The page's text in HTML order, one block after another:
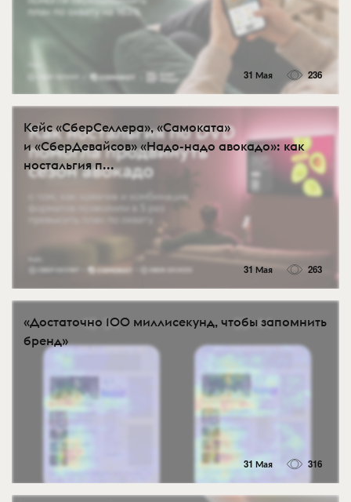
31 Мая 236
Кейс «СберСеллера», «Самоката»
и «СберДевайсов» «Надо-надо авокадо»: как
ностальгия п...
31 Мая 263
«Достаточно 100 миллисекунд, чтобы запомнить
бренд»
31 Мая 316